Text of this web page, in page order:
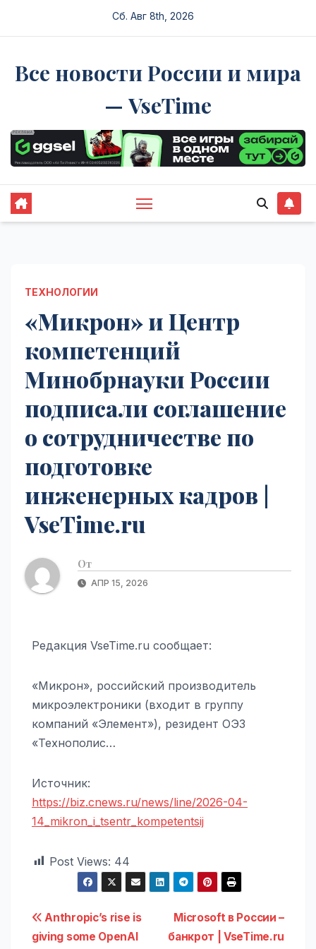
Сб. Авг 8th, 2026
Все новости России и мира
— VseTime
ТЕХНОЛОГИИ
«Микрон» и Центр
компетенций
Минобрнауки России
подписали соглашение
о сотрудничестве по
подготовке
инженерных кадров |
VseTime.ru
От
АПР 15, 2026
Редакция VseTime.ru сообщает:
«Микрон», российский производитель
микроэлектроники (входит в группу
компаний «Элемент»), резидент ОЭЗ
«Технополис…
Источник:
https://biz.cnews.ru/news/line/2026-04-
14_mikron_i_tsentr_kompetentsij
Post Views: 44
Навигация
Microsoft в России –
банкрот | VseTime.ru
Anthropic’s rise is
giving some OpenAI